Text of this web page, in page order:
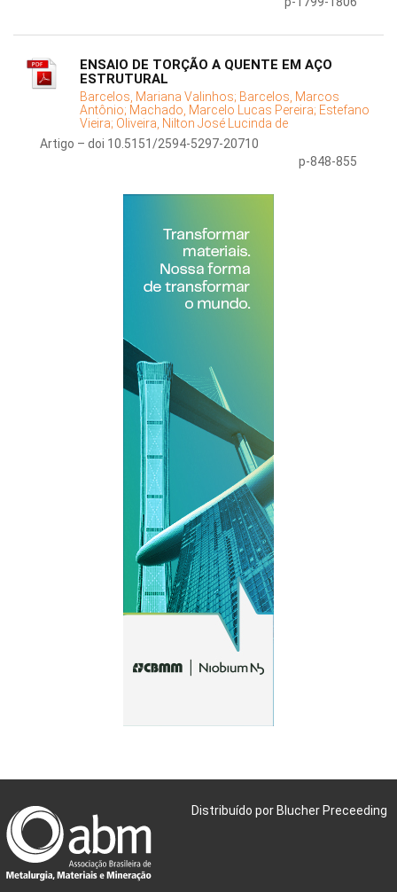
ENSAIO DE TORÇÃO A QUENTE EM AÇO
ESTRUTURAL
Barcelos, Mariana Valinhos; Barcelos, Marcos
Antônio; Machado, Marcelo Lucas Pereira; Estefano
Vieira; Oliveira, Nilton José Lucinda de
Artigo – doi 10.5151/2594-5297-20710
p-848-855
Distribuído por Blucher Preceeding